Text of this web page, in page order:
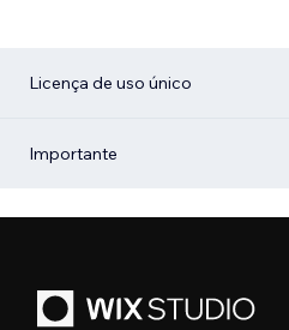
Licença de uso único
Importante